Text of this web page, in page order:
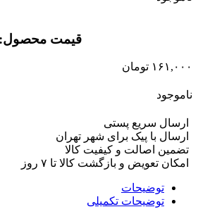
قیمت محصول:​
۱۶۱,۰۰۰ تومان
ناموجود
ارسال سریع پستی
ارسال با پیک برای شهر تهران
تضمین اصالت و کیفیت کالا
امکان تعویض و بازگشت کالا تا ۷ روز
توضیحات
توضیحات تکمیلی